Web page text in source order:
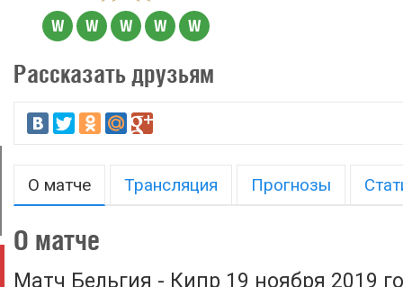
W W W W W
Рассказать друзьям
О матче Трансляция Прогнозы
О матче
Матч Бельгия - Кипр 19 ноября 2019